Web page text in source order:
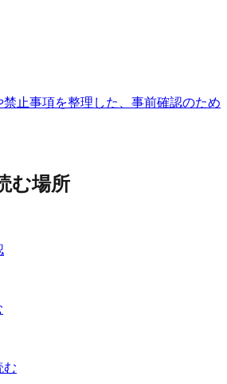
止事項を整理した、事前確認のため
む場所
む